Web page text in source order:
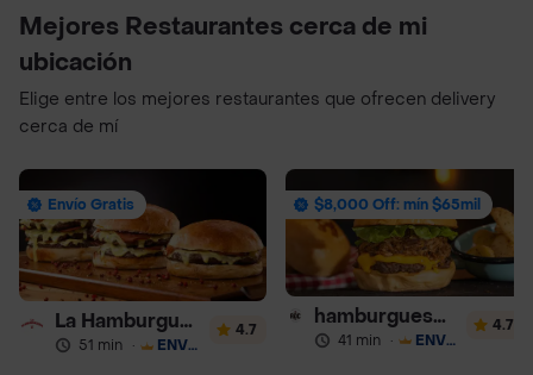
Mejores Restaurantes cerca de mi
ubicación
Elige entre los mejores restaurantes que ofrecen delivery
cerca de mí
Envío Gratis
La Hamburgueseria
51 min · ENVÍO GRATIS
4.7
$8,000 Off: mín $65mil
hamburguesas Rustica (RDC)
41 min · ENVÍO GRATIS
4.7